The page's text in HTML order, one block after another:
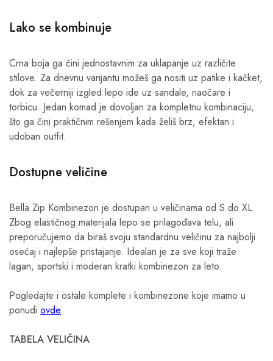
Lako se kombinuje
Crna boja ga čini jednostavnim za uklapanje uz različite
stilove. Za dnevnu varijantu možeš ga nositi uz patike i kačket,
dok za večerniji izgled lepo ide uz sandale, naočare i
torbicu. Jedan komad je dovoljan za kompletnu kombinaciju,
što ga čini praktičnim rešenjem kada želiš brz, efektan i
udoban outfit.
Dostupne veličine
Bella Zip Kombinezon je dostupan u veličinama od S do XL.
Zbog elastičnog materijala lepo se prilagođava telu, ali
preporučujemo da biraš svoju standardnu veličinu za najbolji
osećaj i najlepše pristajanje. Idealan je za sve koji traže
lagan, sportski i moderan kratki kombinezon za leto.
Pogledajte i ostale komplete i kombinezone koje imamo u
ponudi ovde
TABELA VELIČINA